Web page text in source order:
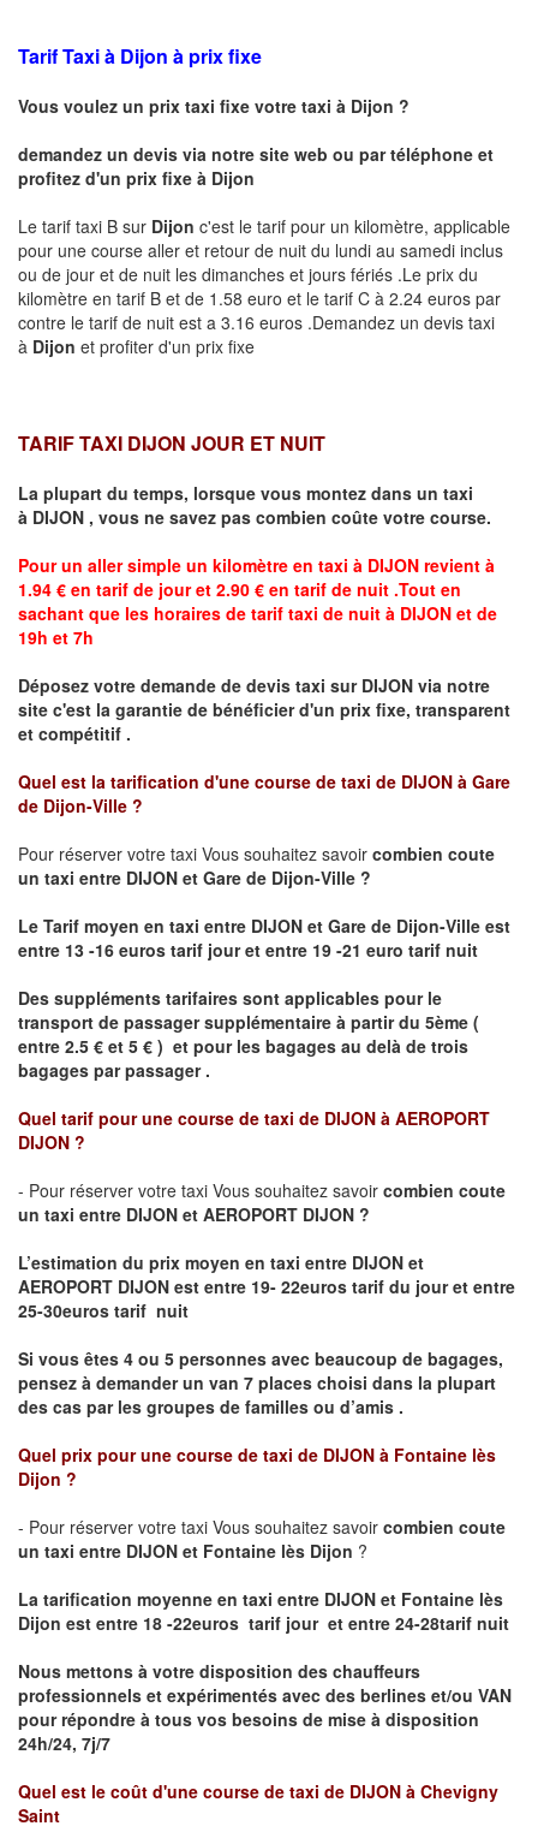
Tarif Taxi à Dijon à prix fixe
Vous voulez un prix taxi fixe votre taxi à Dijon ?
demandez un devis via notre site web ou par téléphone et
profitez d'un prix fixe à Dijon
Le tarif taxi B sur Dijon c'est le tarif pour un kilomètre, applicable
pour une course aller et retour de nuit du lundi au samedi inclus
ou de jour et de nuit les dimanches et jours fériés .Le prix du
kilomètre en tarif B et de 1.58 euro et le tarif C à 2.24 euros par
contre le tarif de nuit est a 3.16 euros .Demandez un devis taxi
à Dijon et profiter d'un prix fixe
TARIF TAXI DIJON JOUR ET NUIT
La plupart du temps, lorsque vous montez dans un taxi
à DIJON , vous ne savez pas combien coûte votre course.
Pour un aller simple un kilomètre en taxi à DIJON revient à
1.94 € en tarif de jour et 2.90 € en tarif de nuit .Tout en
sachant que les horaires de tarif taxi de nuit à DIJON et de
19h et 7h
Déposez votre demande de devis taxi sur DIJON via notre
site c'est la garantie de bénéficier d'un prix fixe, transparent
et compétitif .
Quel est la tarification d'une course de taxi de DIJON à Gare
de Dijon-Ville ?
Pour réserver votre taxi Vous souhaitez savoir combien coute
un taxi entre DIJON et Gare de Dijon-Ville ?
Le Tarif moyen en taxi entre DIJON et Gare de Dijon-Ville est
entre 13 -16 euros tarif jour et entre 19 -21 euro tarif nuit
Des suppléments tarifaires sont applicables pour le
transport de passager supplémentaire à partir du 5ème (
entre 2.5 € et 5 € ) et pour les bagages au delà de trois
bagages par passager .
Quel tarif pour une course de taxi de DIJON à AEROPORT
DIJON ?
- Pour réserver votre taxi Vous souhaitez savoir combien coute
un taxi entre DIJON et AEROPORT DIJON ?
L’estimation du prix moyen en taxi entre DIJON et
AEROPORT DIJON est entre 19- 22euros tarif du jour et entre
25-30euros tarif nuit
Si vous êtes 4 ou 5 personnes avec beaucoup de bagages,
pensez à demander un van 7 places choisi dans la plupart
des cas par les groupes de familles ou d’amis .
Quel prix pour une course de taxi de DIJON à Fontaine lès
Dijon ?
- Pour réserver votre taxi Vous souhaitez savoir combien coute
un taxi entre DIJON et Fontaine lès Dijon ?
La tarification moyenne en taxi entre DIJON et Fontaine lès
Dijon est entre 18 -22euros tarif jour et entre 24-28tarif nuit
Nous mettons à votre disposition des chauffeurs
professionnels et expérimentés avec des berlines et/ou VAN
pour répondre à tous vos besoins de mise à disposition
24h/24, 7j/7
Quel est le coût d'une course de taxi de DIJON à Chevigny
Saint